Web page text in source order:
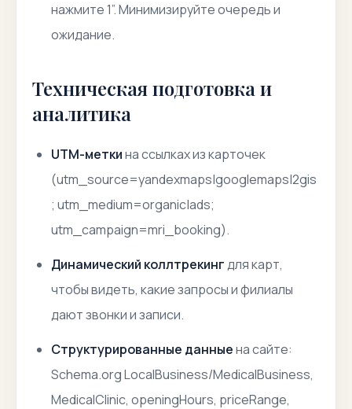
нажмите 1”. Минимизируйте очередь и
ожидание.
Техническая подготовка и
аналитика
UTM-меткина ссылках из карточек
(utm_source=yandexmaps|googlemaps|2gis
; utm_medium=organic|ads;
utm_campaign=mri_booking).
Динамический коллтрекингдля карт,
чтобы видеть, какие запросы и филиалы
дают звонки и записи.
Структурированные данныена сайте:
Schema.org LocalBusiness/MedicalBusiness,
MedicalClinic, openingHours, priceRange,